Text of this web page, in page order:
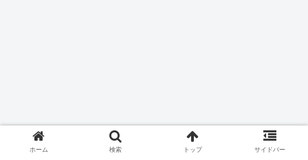
ホーム 検索 トップ サイドバー